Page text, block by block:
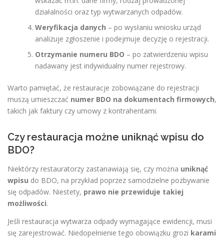
działalności oraz typ wytwarzanych odpadów.
Weryfikacja danych – po wysłaniu wniosku urząd
analizuje zgłoszenie i podejmuje decyzję o rejestracji.
Otrzymanie numeru BDO – po zatwierdzeniu wpisu
nadawany jest indywidualny numer rejestrowy.
Warto pamiętać, że restauracje zobowiązane do rejestracji
muszą umieszczać numer BDO na dokumentach firmowych,
takich jak faktury czy umowy z kontrahentami.
Czy restauracja możne uniknąć wpisu do
BDO?
Niektórzy restauratorzy zastanawiają się, czy można uniknąć
wpisu do BDO, na przykład poprzez samodzielne pozbywanie
się odpadów. Niestety, prawo nie przewiduje takiej
możliwości.
Jeśli restauracja wytwarza odpady wymagające ewidencji, musi
się zarejestrować. Niedopełnienie tego obowiązku grozi karami